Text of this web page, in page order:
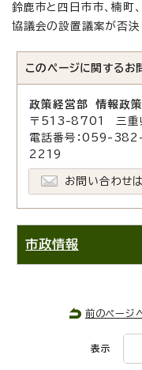
鈴鹿市と四日市市、楠町
協議会の設置議案が否決
このページに関する お
政策経営部 情報政
〒513-8701 三重
電話番号：059-
2219
お問い合わせ
市政情報
前のページ
表示